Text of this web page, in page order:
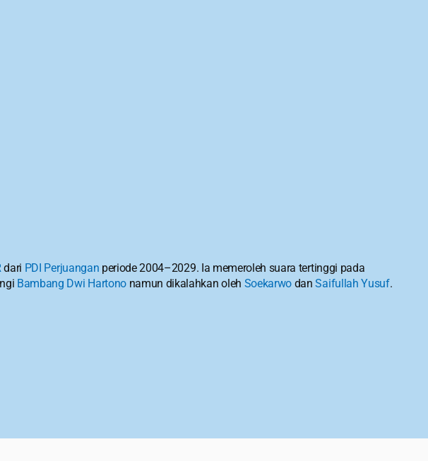
dari PDI Perjuangan periode 2004–2029. Ia memeroleh suara tertinggi pada
Bambang Dwi Hartono namun dikalahkan oleh Soekarwo dan Saifullah Yusuf.